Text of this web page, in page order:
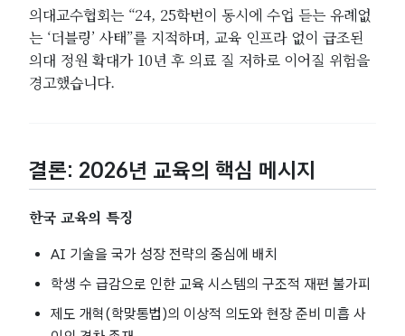
의대교수협회는 “24, 25학번이 동시에 수업 듣는 유례없
는 ‘더블링’ 사태”를 지적하며, 교육 인프라 없이 급조된
의대 정원 확대가 10년 후 의료 질 저하로 이어질 위험을
경고했습니다.
결론: 2026년 교육의 핵심 메시지
한국 교육의 특징
AI 기술을 국가 성장 전략의 중심에 배치
학생 수 급감으로 인한 교육 시스템의 구조적 재편 불가피
제도 개혁(학맞통법)의 이상적 의도와 현장 준비 미흡 사